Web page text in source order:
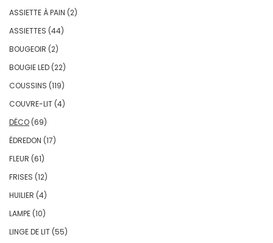
ASSIETTE À PAIN (2)
ASSIETTES (44)
BOUGEOIR (2)
BOUGIE LED (22)
COUSSINS (119)
COUVRE-LIT (4)
DÉCO (69)
ÉDREDON (17)
FLEUR (61)
FRISES (12)
HUILIER (4)
LAMPE (10)
LINGE DE LIT (55)